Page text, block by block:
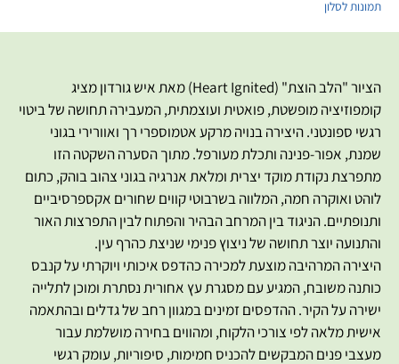
תמונות לסלון
הציור "הלב הוצת" (Heart Ignited) מאת איש גורדון מציג
קומפוזיציה מופשטת, פואטית ועוצמתית, המעבירה תחושה של ביטוי
רגשי ספונטני. היצירה בנויה מרקע אטמוספרי רך ואוורירי בגוני
שמנת, אפור-פנינה ותכלת מעורפל. מתוך הסערה השקטה הזו
מתפרצת נקודת מוקד יצרית ומלאת אנרגיה בגוני צהוב בוהק, כתום
לוהט ואוקרה חמה, המלווה בשרבוטי קווים שחורים אקספרסיביים
ותנופתיים. הניגוד בין המרחב הבהיר והפתוח לבין התפרצות האור
והתנועה יוצר תחושה של ניצוץ פנימי שניצת כהרף עין.
היצירה המרהיבה מוצעת למכירה כהדפס איכותי ויוקרתי על קנבס
כותנה משובח, המגיע עם מסגרת עץ אחורית נסתרת ומוכן לתלייה
ישירה על הקיר. ההדפסים זמינים במגוון רחב של גדלים ובהתאמה
אישית מלאה לפי צורכי הלקוח, ומהווים בחירה מושלמת עבור
מעצבי פנים המבקשים להכניס חמימות, סיפוריות, עומק רגשי